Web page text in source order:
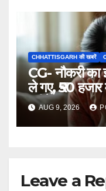
CHHATTISGARH की खबरें
CG- नौकरी का
ले गए, ₹50
महीने बाद खुला
AUG 9, 2026
Leave a